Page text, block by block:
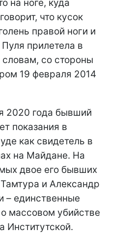
на ноге, куда
что кусок
правой ноги и
прилетела в
со стороны
19 февраля 2014
2020 года бывший
показания в
как свидетель в
на Майдане. На
двое его бывших
и Александр
– единственные
массовом убийстве
Институтской.